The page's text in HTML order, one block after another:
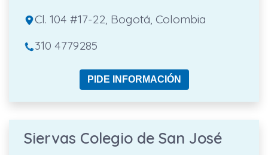
Cl. 104 #17-22, Bogotá, Colombia
310 4779285
PIDE INFORMACIÓN
Siervas Colegio de San José